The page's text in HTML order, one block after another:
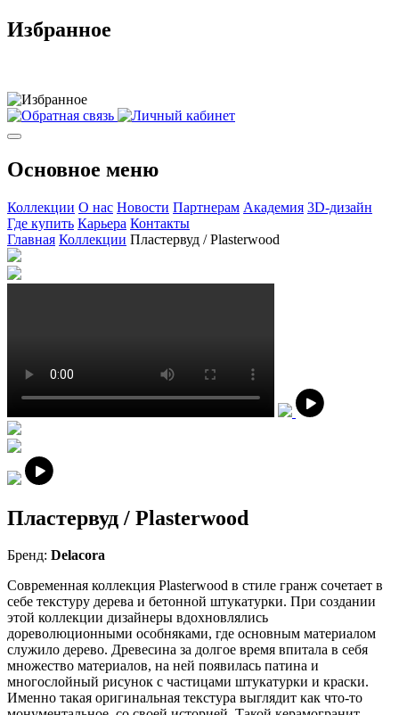
Избранное
Основное меню
Коллекции О нас Новости Партнерам Академия 3D-дизайн
Где купить Карьера Контакты
Главная Коллекции Пластервуд / Plasterwood
Пластервуд / Plasterwood
Бренд: Delacora
Современная коллекция Plasterwood в стиле гранж сочетает в
себе текстуру дерева и бетонной штукатурки. При создании
этой коллекции дизайнеры вдохновлялись
дореволюционными особняками, где основным материалом
служило дерево. Древесина за долгое время впитала в себя
множество материалов, на ней появилась патина и
многослойный рисунок с частицами штукатурки и краски.
Именно такая оригинальная текстура выглядит как что-то